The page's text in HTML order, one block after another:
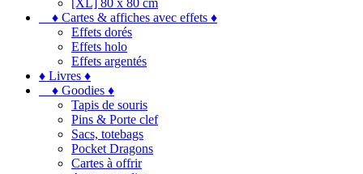
[XL] 80 x 80 cm
♦ Cartes & affiches avec effets ♦
Effets dorés
Effets holo
Effets argentés
♦ Livres ♦
♦ Goodies ♦
Tapis de souris
Pins & Porte clef
Sacs, totebags
Pocket Dragons
Cartes à offrir